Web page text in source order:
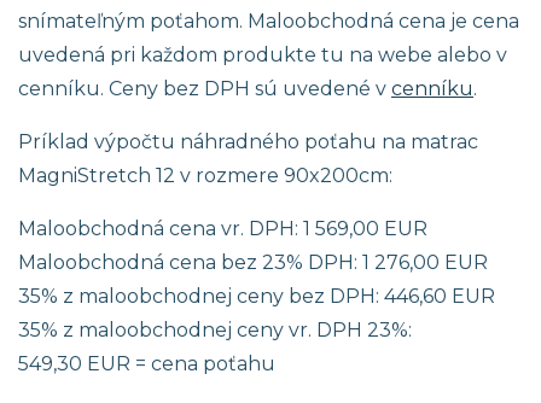
snímateľným poťahom. Maloobchodná cena je cena
uvedená pri každom produkte tu na webe alebo v
cenníku. Ceny bez DPH sú uvedené v cenníku.
Príklad výpočtu náhradného poťahu na matrac
MagniStretch 12 v rozmere 90x200cm:
Maloobchodná cena vr. DPH: 1 569,00 EUR
Maloobchodná cena bez 23% DPH: 1 276,00 EUR
35% z maloobchodnej ceny bez DPH: 446,60 EUR
35% z maloobchodnej ceny vr. DPH 23%:
549,30 EUR = cena poťahu